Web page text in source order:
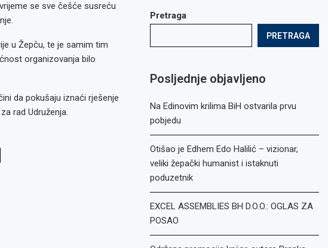
se sve češće susreću
u Žepču, te je samim tim
organizovanja bilo
da pokušaju iznaći rješenje
rad Udruženja.
Pretraga
PRETRAGA
Posljednje objavljeno
Na Edinovim krilima BiH ostvarila prvu
pobjedu
Otišao je Edhem Edo Halilić – vizionar,
veliki žepački humanist i istaknuti
poduzetnik
EXCEL ASSEMBLIES BH D.O.O.: OGLAS ZA
POSAO